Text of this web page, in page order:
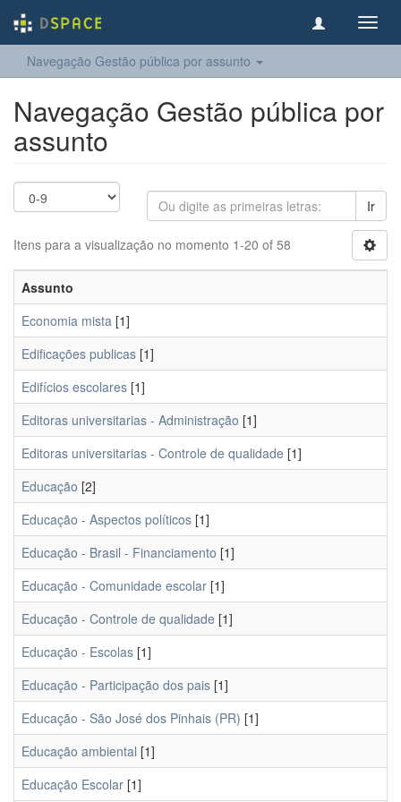
Navegação Gestão pública por assunto
Navegação Gestão pública por
assunto
Ir
Itens para a visualização no momento 1-20 of 58
Assunto
Economia mista [1]
Edificações publicas [1]
Edifícios escolares [1]
Editoras universitarias - Administração [1]
Editoras universitarias - Controle de qualidade [1]
Educação [2]
Educação - Aspectos políticos [1]
Educação - Brasil - Financiamento [1]
Educação - Comunidade escolar [1]
Educação - Controle de qualidade [1]
Educação - Escolas [1]
Educação - Participação dos pais [1]
Educação - São José dos Pinhais (PR) [1]
Educação ambiental [1]
Educação Escolar [1]